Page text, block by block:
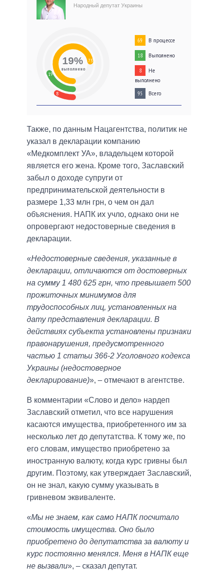
Народный депутат Украины
8
19
73
19%
выполнено
69 В процессе
18 Выполнено
8
Не
выполнено
95
Всего
Также, по данным Нацагентства, политик не
указал в декларации компанию
«Медкомплект УА», владельцем которой
является его жена. Кроме того, Заславский
забыл о доходе супруги от
предпринимательской деятельности в
размере 1,33 млн грн, о чем он дал
объяснения. НАПК их учло, однако они не
опровергают недостоверные сведения в
декларации.
«Недостоверные сведения, указанные в
декларации, отличаются от достоверных
на сумму 1 480 625 грн, что превышает 500
прожиточных минимумов для
трудоспособных лиц, установленных на
дату представления декларации. В
действиях субъекта установлены признаки
правонарушения, предусмотренного
частью 1 статьи 366-2 Уголовного кодекса
Украины (недостоверное
декларирование)», – отмечают в агентстве.
В комментарии «Слово и дело» нардеп
Заславский отметил, что все нарушения
касаются имущества, приобретенного им за
несколько лет до депутатства. К тому же, по
его словам, имущество приобретено за
иностранную валюту, когда курс гривны был
другим. Поэтому, как утверждает Заславский,
он не знал, какую сумму указывать в
гривневом эквиваленте.
«Мы не знаем, как само НАПК посчитало
стоимость имущества. Оно было
приобретено до депутатства за валюту и
курс постоянно менялся. Меня в НАПК еще
не вызвали», – сказал депутат.